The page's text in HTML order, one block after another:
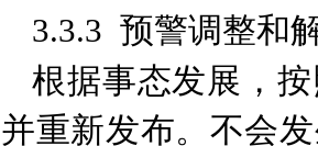
3.3.3 预警调整和
根据事态发展，
并重新发布。不会